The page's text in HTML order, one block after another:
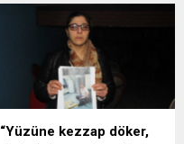
“Yüzüne kezzap döker,